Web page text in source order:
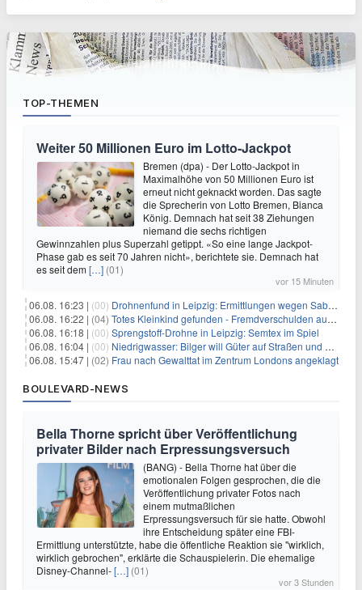
TOP-THEMEN
Weiter 50 Millionen Euro im Lotto-Jackpot
Bremen (dpa) - Der Lotto-Jackpot in
Maximalhöhe von 50 Millionen Euro ist
erneut nicht geknackt worden. Das sagte
die Sprecherin von Lotto Bremen, Bianca
König. Demnach hat seit 38 Ziehungen
niemand die sechs richtigen
Gewinnzahlen plus Superzahl getippt. «So eine lange Jackpot-
Phase gab es seit 70 Jahren nicht», berichtete sie. Demnach hat
es seit dem[…] (01)
vor 15 Minuten
06.08. 16:23 | (00) Drohnenfund in Leipzig: Ermittlungen wegen Sabotage und Spionage
06.08. 16:22 | (04) Totes Kleinkind gefunden - Fremdverschulden ausgeschlossen
06.08. 16:18 | (00) Sprengstoff-Drohne in Leipzig: Semtex im Spiel
06.08. 16:04 | (00) Niedrigwasser: Bilger will Güter auf Straßen und Schienen bringen
06.08. 15:47 | (02) Frau nach Gewalttat im Zentrum Londons angeklagt
BOULEVARD-NEWS
Bella Thorne spricht über Veröffentlichung
privater Bilder nach Erpressungsversuch
(BANG) - Bella Thorne hat über die
emotionalen Folgen gesprochen, die die
Veröffentlichung privater Fotos nach
einem mutmaßlichen
Erpressungsversuch für sie hatte. Obwohl
ihre Entscheidung später eine FBI-
Ermittlung unterstützte, habe die öffentliche Reaktion sie "wirklich,
wirklich gebrochen", erklärte die Schauspielerin. Die ehemalige
Disney-Channel-[…] (01)
vor 3 Stunden